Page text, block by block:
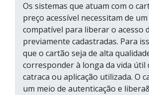
Os sistemas que atuam com o
preço acessível necessitam de
compatível para liberar o acesso
previamente cadastradas. Para
que o cartão seja de alta
corresponder à longa da vida útil
catraca ou aplicação utilizada. O
um meio de autenticação e